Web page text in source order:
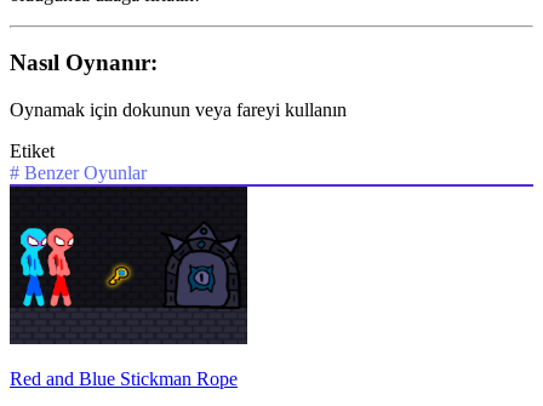
Nasıl Oynanır:
Oynamak için dokunun veya fareyi kullanın
Etiket
# Benzer Oyunlar
Red and Blue Stickman Rope